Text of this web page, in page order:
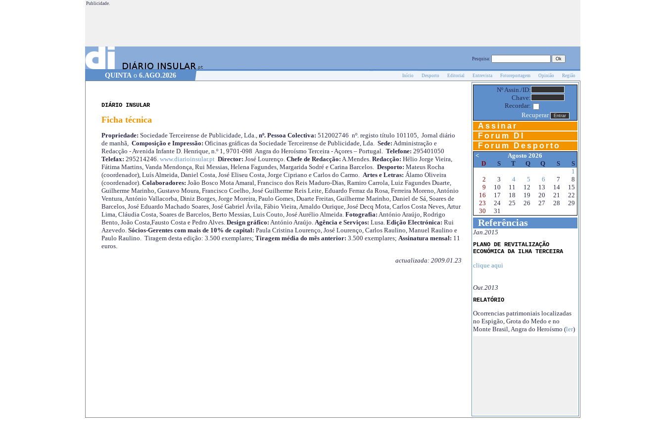
Publicidade.
Pesquisa:
QUINTA o 6.AGO.2026 Início Desporto Editorial Entrevista Fotoreportagem Opinião Região
DIÁRIO INSULAR
Ficha técnica
Propriedade: Sociedade Terceirense de Publicidade, Lda.,nº. Pessoa Colectiva: 512002746 nº. registo título 101105, Jornal diário
de manhã, Composição e Impressão: Oficinas gráficas da Sociedade Terceirense de Publicidade, Lda. Sede: Administração e
Redacção - Avenida Infante D. Henrique, n.º 1, 9701-098 Angra do Heroísmo Terceira - Açores – Portugal. Telefone: 295401050
Telefax: 295214246. www.diarioinsular.pt Director: José Lourenço. Chefe de Redacção: A.Mendes. Redacção: Hélio Jorge Vieira,
Fátima Martins, Vanda Mendonça, Rui Messias, Helena Fagundes, Margarida Sodré e Carina Barcelos. Desporto: Mateus Rocha
(coordenador), Luís Almeida, Daniel Costa, José Eliseu Costa, Jorge Cipriano e Carlos do Carmo. Artes e Letras: Álamo Oliveira
(coordenador). Colaboradores: João Bosco Mota Amaral, Francisco dos Reis Maduro-Dias, Ramiro Carrola, Luiz Fagundes Duarte,
Guilherme Marinho, Gustavo Moura, Francisco Coelho, José Guilherme Reis Leite, Eduardo Ferraz da Rosa, Ferreira Moreno, António
Ventura, António Vallacorba, Diniz Borges, Jorge Moreira, Paulo Gomes, Duarte Freitas, Guilherme Marinho, Daniel de Sá, Soares de
Barcelos, José Eduardo Machado Soares, José Gabriel Ávila, Fábio Vieira, Arnaldo Ourique, José Decq Mota, Carlos Costa Neves, Artur
Lima, Cláudia Costa, Soares de Barcelos, Berto Messias, Luis Couto, José Aurélio Almeida. Fotografia: António Araújo, Rodrigo
Bento, João Costa,Fausto Costa e Pedro Alves. Design gráfico: António Araújo. Agência e Serviços: Lusa. Edição Electrónica: Rui
Azevedo. Sócios-Gerentes com mais de 10% de capital: Paula Cristina Lourenço, José Lourenço, Carlos Raulino, Manuel Raulino e
Paulo Raulino. Tiragem desta edição: 3.500 exemplares; Tiragem média do mês anterior: 3.500 exemplares; Assinatura mensal: 11
euros.
actualizada: 2009.01.23
Nº Assin./ID:
Chave:
Recordar:
Recuperar
Assinar
Forum DI
Forum Desporto
<
Agosto 2026
D
S T Q Q S
S
1
2
3 4 5 6 7
8
9
10 11 12 13 14
15
16
17 18 19 20 21
22
23
24 25 26 27 28
29
30
31
Referências
Jan.2015
PLANO DE REVITALIZAÇÃO
ECONÓMICA DA ILHA TERCEIRA
clique aqui
Out.2013
RELATÓRIO
Ocorrencias patrimoniais localizadas
no Espigão, Grota do Medo e no
Monte Brasil, Angra do Heroísmo (ler)